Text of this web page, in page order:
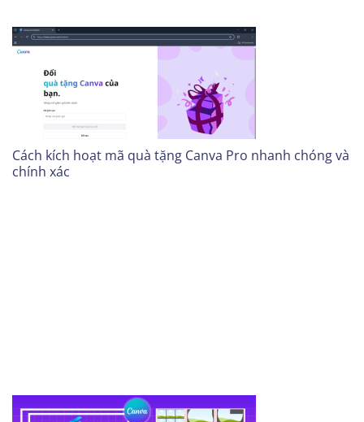
Cách kích hoạt mã quà tặng Canva Pro nhanh chóng và
chính xác